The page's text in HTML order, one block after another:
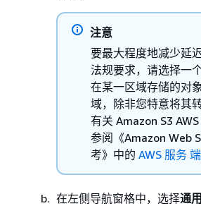
注意
要最大程度地减少延
法规要求，请选择一
在某一区域存储的对
域，除非您特意将其
有关 Amazon S3
参阅《Amazon Web
考》 中的 AWS 服务
在左侧导航窗格中，选择通